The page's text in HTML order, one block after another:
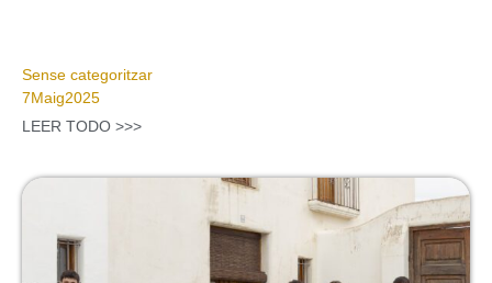
Sense categoritzar
7Maig2025
LEER TODO >>>